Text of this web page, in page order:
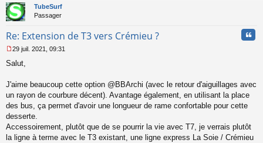
TubeSurf
Passager
Re: Extension de T3 vers Crémieu ?
e
s
g
e
n
o
n
29 juil. 2021, 09:31
Salut,
J'aime beaucoup cette option @BBArchi (avec le retour d'aiguillages avec
un rayon de courbure décent). Avantage également, en utilisant la place
des bus, ça permet d'avoir une longueur de rame confortable pour cette
desserte.
Accessoirement, plutôt que de se pourrir la vie avec T7, je verrais plutôt
la ligne à terme avec le T3 existant, une ligne express La Soie / Crémieu